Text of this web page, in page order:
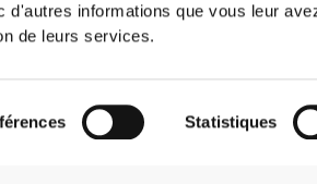
d'autres informations que vous leur
de leurs services.
Statistiques